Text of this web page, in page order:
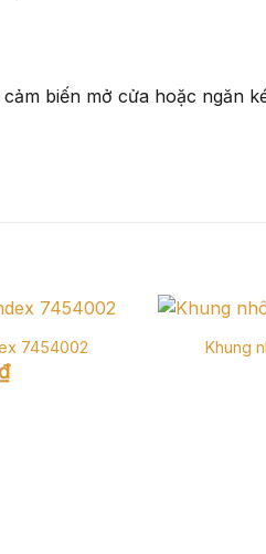
biến mở cửa hoặc ngăn
7454002
₫Giá
hiện
Khung